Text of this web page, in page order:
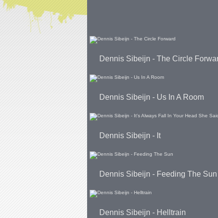
Dennis Sibeijn - The Circle
Dennis Sibeijn - Us In A Room
Dennis Sibeijn - It
Dennis Sibeijn - Feeding The Sun
Dennis Sibeijn - Helltrain